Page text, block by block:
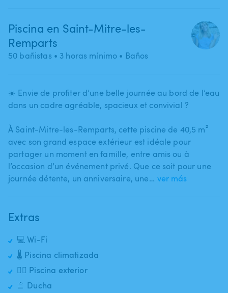
Piscina en Saint-Mitre-les-
Remparts
50 bañistas • 3 horas mínimo • Baños
☀️ Envie de profiter d’une belle journée au bord de l’eau
dans un cadre agréable​,​ spacieux et convivial ?
À Saint-Mitre-les-Remparts​,​ cette piscine de 40​,​5 m²
avec son grand espace extérieur est idéale pour
partager un moment en famille​,​ entre amis ou à
l’occasion d’un événement privé. Que ce soit pour une
journée détente​,​ un anniversaire​,​ une… ver más
Extras
💻 Wi-Fi
🌡️ Piscina climatizada
🏊‍♂️ Piscina exterior
🚿 Ducha